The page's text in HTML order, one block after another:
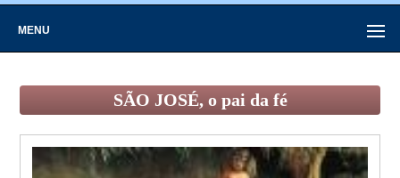
MENU
SÃO JOSÉ, o pai da fé